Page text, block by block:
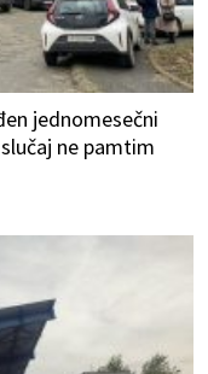
jednomesečni
ne pamtim